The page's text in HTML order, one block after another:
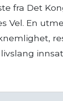
Vel. En